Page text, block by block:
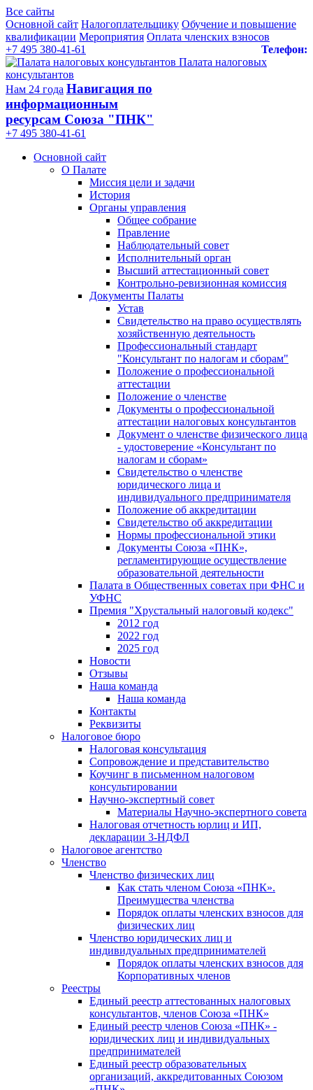
Все сайты
Основной сайт Налогоплательщику Обучение и повышение
квалификации Мероприятия Оплата членских взносов
Телефон:
+7 495 380-41-61
Палата налоговых
консультантов
Нам 24 года Навигация по
информационным
ресурсам Союза "ПНК"
+7 495 380‑41‑61
Основной сайт
О Палате
Миссия цели и задачи
История
Органы управления
Общее собрание
Правление
Наблюдательный совет
Исполнительный орган
Высший аттестационный совет
Контрольно-ревизионная комиссия
Документы Палаты
Устав
Свидетельство на право осуществлять
хозяйственную деятельность
Профессиональный стандарт
"Консультант по налогам и сборам"
Положение о профессиональной
аттестации
Положение о членстве
Документы о профессиональной
аттестации налоговых консультантов
Документ о членстве физического лица
- удостоверение «Консультант по
налогам и сборам»
Свидетельство о членстве
юридического лица и
индивидуального предпринимателя
Положение об аккредитации
Свидетельство об аккредитации
Нормы профессиональной этики
Документы Союза «ПНК»,
регламентирующие осуществление
образовательной деятельности
Палата в Общественных советах при ФНС и
УФНС
Премия "Хрустальный налоговый кодекс"
2012 год
2022 год
2025 год
Новости
Отзывы
Наша команда
Наша команда
Контакты
Реквизиты
Налоговое бюро
Налоговая консультация
Cопровождение и представительство
Коучинг в письменном налоговом
консультировании
Научно-экспертный совет
Материалы Научно-экспертного совета
Налоговая отчетность юрлиц и ИП,
декларации 3-НДФЛ
Налоговое агентство
Членство
Членство физических лиц
Как стать членом Союза «ПНК».
Преимущества членства
Порядок оплаты членских взносов для
физических лиц
Членство юридических лиц и
индивидуальных предпринимателей
Порядок оплаты членских взносов для
Корпоративных членов
Реестры
Единый реестр аттестованных налоговых
консультантов, членов Союза «ПНК»
Единый реестр членов Союза «ПНК» -
юридических лиц и индивидуальных
предпринимателей
Единый реестр образовательных
организаций, аккредитованных Союзом